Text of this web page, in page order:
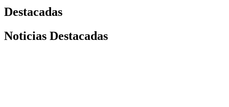
Destacadas
Noticias Destacadas